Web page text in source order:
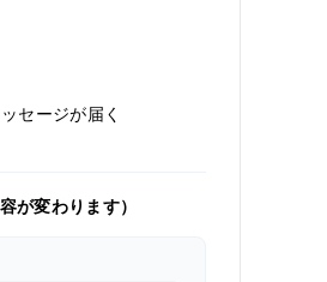
セージが届く
が変わります）